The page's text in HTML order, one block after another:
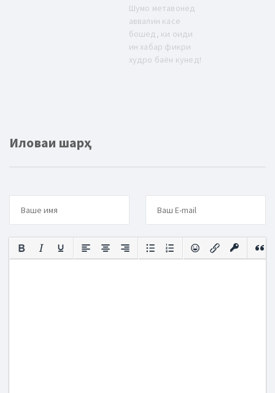
Шумо метавонед
аввалин касе
бошед, ки оиди
ин хабар фикри
худро баён кунед!
Иловаи шарҳ